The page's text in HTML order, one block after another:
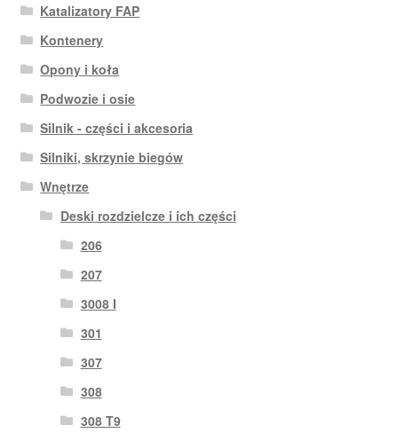
Katalizatory FAP
Kontenery
Opony i koła
Podwozie i osie
Silnik - części i akcesoria
Silniki, skrzynie biegów
Wnętrze
Deski rozdzielcze i ich części
206
207
3008 I
301
307
308
308 T9